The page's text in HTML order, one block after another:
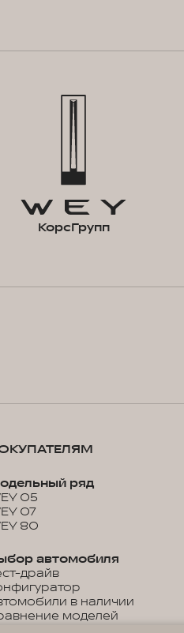
КорсГрупп
ряд
05
07
80
автомобиля
драйв
в наличии
моделей